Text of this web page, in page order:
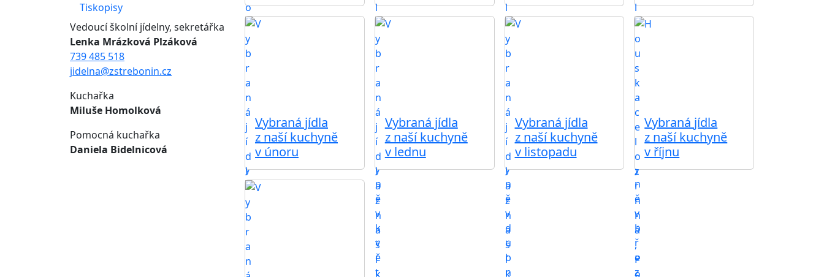
Vybraná jídla
z naší kuchyně
v únoru
Vybraná jídla
z naší kuchyně
v lednu
Vybraná jídla
z naší kuchyně
v listopadu
Vybraná jídla
z naší kuchyně
v říjnu
Tiskopisy
Vedoucí školní jídelny, sekretářka
Lenka Mrázková Plzáková
739 485 518
jidelna@zstrebonin.cz
Kuchařka
Miluše Homolková
Pomocná kuchařka
Daniela Bidelnicová